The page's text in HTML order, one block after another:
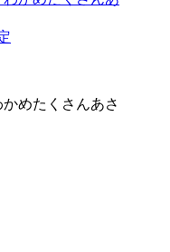
かめたくさんあさ